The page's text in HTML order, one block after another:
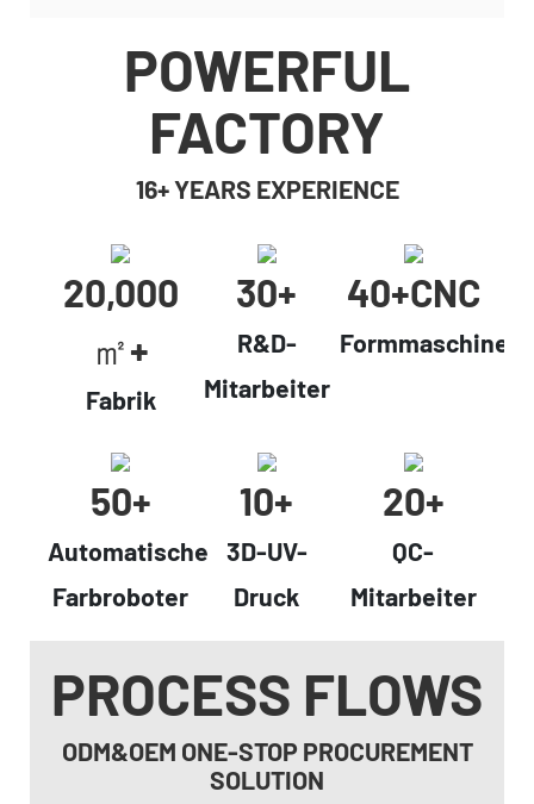
POWERFUL
FACTORY
16+ YEARS EXPERIENCE
20,000
㎡+
Fabrik
30+
R&D-
Mitarbeiter
40+cNC
Formmaschinen
50+
Automatische
Farbroboter
10+
3D-UV-
Druck
20+
QC-
Mitarbeiter
PROCESS FLOWS
ODM&OEM ONE-STOP PROCUREMENT
SOLUTION